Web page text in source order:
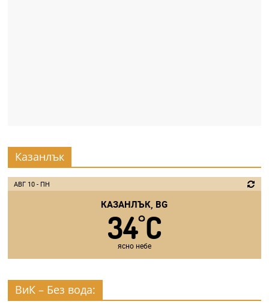
Казанлък
АВГ 10 - ПН
КАЗАНЛЪК, BG
34°C
ясно небе
ВиК – Без вода: